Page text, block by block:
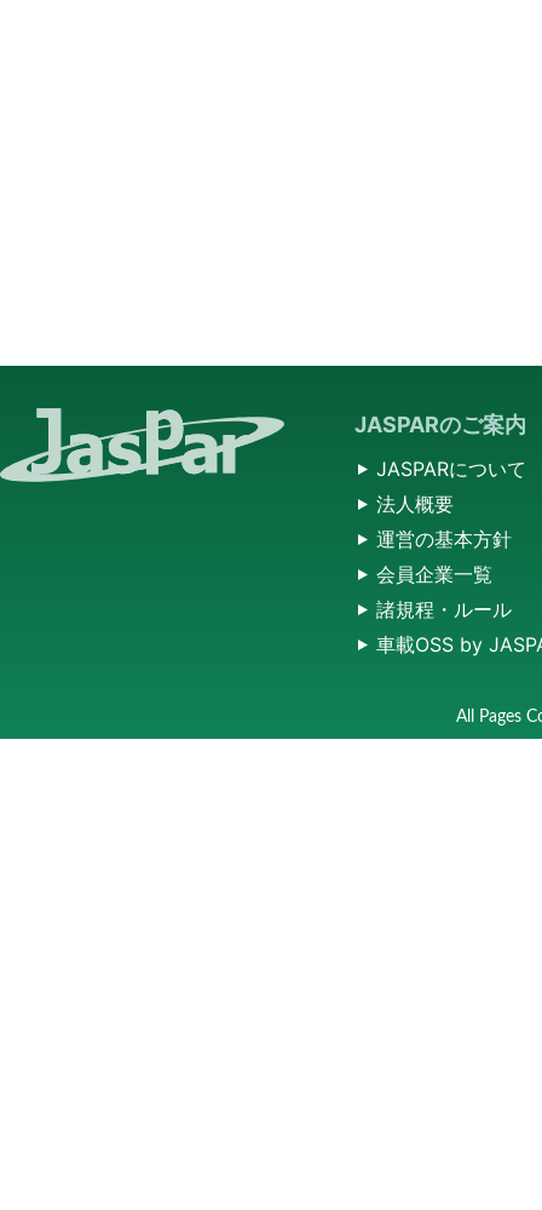
JASPARのご案内
JASPARについて
法人概要
運営の基本方針
会員企業一覧
諸規程・ルール
車載OSS by
All Pages